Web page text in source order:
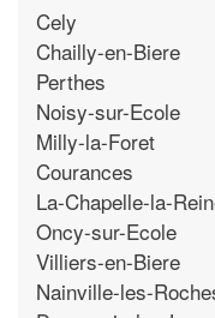
Cely
Chailly-en-Biere
Perthes
Noisy-sur-Ecole
Milly-la-Foret
Courances
La-Chapelle-la-
Oncy-sur-Ecole
Villiers-en-Biere
Nainville-les-